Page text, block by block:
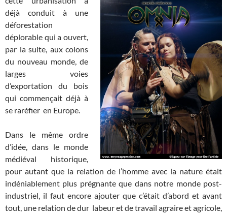
déjà conduit à une
déforestation
déplorable qui a ouvert,
par la suite, aux colons
du nouveau monde, de
larges voies
d’exportation du bois
qui commençait déjà à
se raréfier en Europe.
Dans le même ordre
d’idée, dans le monde
médiéval historique,
pour autant que la relation de l’homme avec la nature était
indéniablement plus prégnante que dans notre monde post-
industriel, il faut encore ajouter que c’était d’abord et avant
tout, une relation de dur labeur et de travail agraire et agricole,